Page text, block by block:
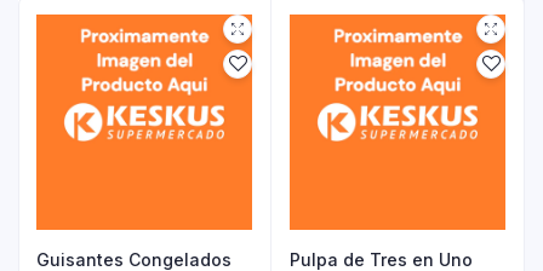
Guisantes Congelados
Pulpa de Tres en Uno